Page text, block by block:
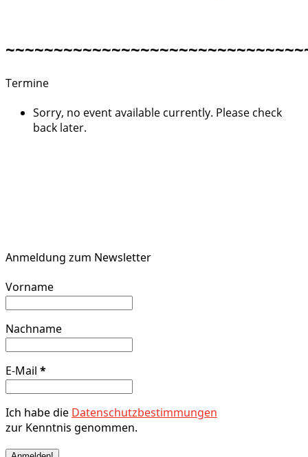
Termine
Sorry, no event available currently. Please check
back later.
Anmeldung zum Newsletter
Vorname
Nachname
E-Mail *
Ich habe die Datenschutzbestimmungen
zur Kenntnis genommen.